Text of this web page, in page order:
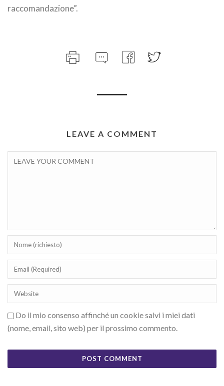
raccomandazione”.
LEAVE A COMMENT
Do il mio consenso affinché un cookie salvi i miei dati
(nome, email, sito web) per il prossimo commento.